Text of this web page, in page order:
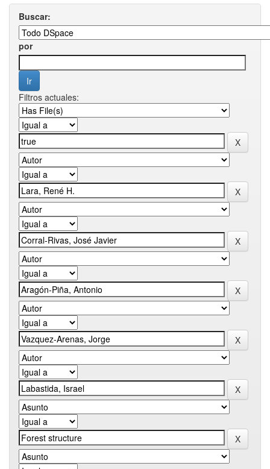
Buscar:
por
Filtros actuales: